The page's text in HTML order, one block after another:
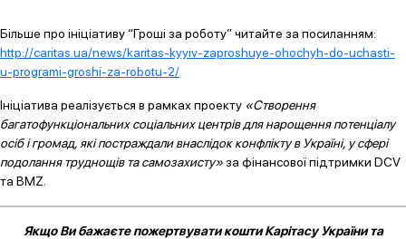
Більше про ініціативу “Гроші за роботу” читайте за посиланням:
http://caritas.ua/news/karitas-kyyiv-zaproshuye-ohochyh-do-uchasti-
u-programi-groshi-za-robotu-2/
Ініціатива реалізується в рамках проекту «Створення
багатофункціональних соціальних центрів для нарощення потенціалу
осіб і громад, які постраждали внаслідок конфлікту в Україні, у сфері
подолання труднощів та самозахисту»за фінансової підтримки DCV
та BMZ.
Якщо Ви бажаєте пожертвувати кошти Карітасу України та